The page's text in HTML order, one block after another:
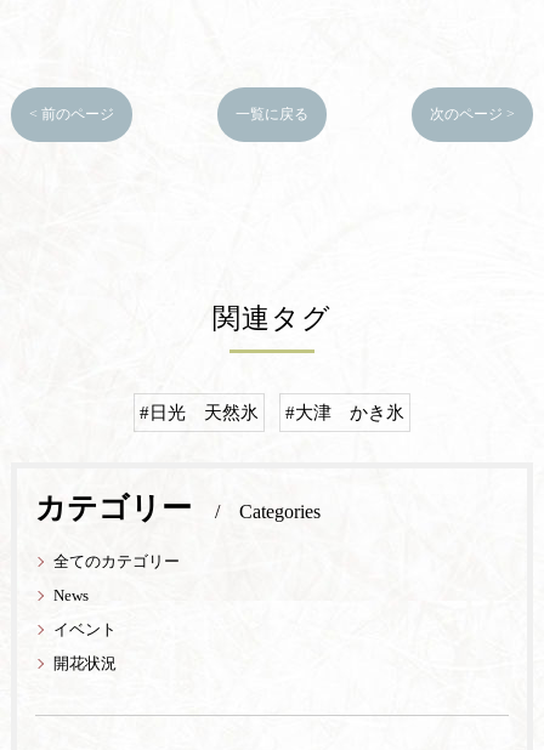
< 前のページ 一覧に戻る 次のページ >
関連タグ
#日光 天然氷 #大津 かき氷
カテゴリー Categories
全てのカテゴリー
News
イベント
開花状況